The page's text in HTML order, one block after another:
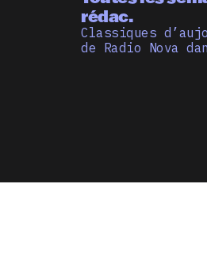
rédac.
Classiques
de Radio Nova